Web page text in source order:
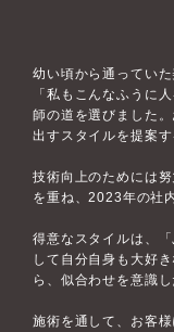
幼い頃から通ってい
「私もこんなふうに
師の道を選びました
出すスタイルを提案
技術向上のためには
を重ね、2023年の社
得意なスタイルは、
して自分自身も大好
ら、似合わせを意識
施術を通して、お客